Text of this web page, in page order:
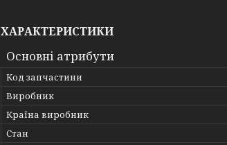
ХАРАКТЕРИСТИКИ
Основні атрибути
Код запчастини
Виробник
Країна виробник
Стан